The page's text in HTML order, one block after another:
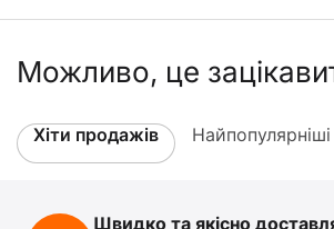
Можливо, це
Хіти продажів Найпопулярніші
Швидко та якісно